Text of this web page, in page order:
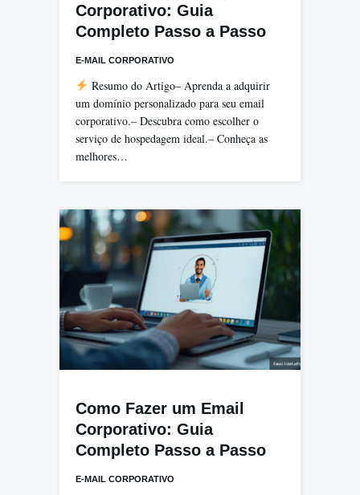
Corporativo: Guia
Completo Passo a Passo
E-MAIL CORPORATIVO
Resumo do Artigo– Aprenda a adquirir
um domínio personalizado para seu email
corporativo.– Descubra como escolher o
serviço de hospedagem ideal.– Conheça as
melhores…
Como Fazer um Email
Corporativo: Guia
Completo Passo a Passo
E-MAIL CORPORATIVO